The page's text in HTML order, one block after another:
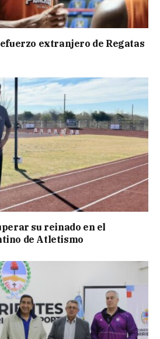
extranjero de Regatas
su reinado en el
de Atletismo